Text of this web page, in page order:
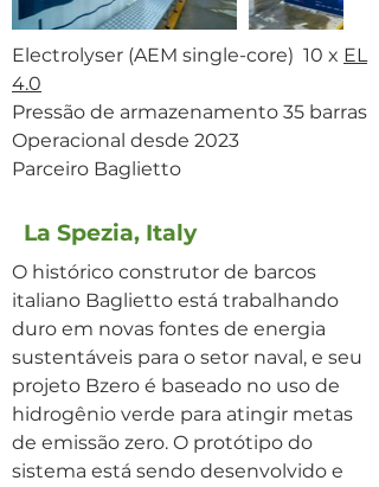
Electrolyser (AEM single-core) 10 x EL
4.0
Pressão de armazenamento 35 barras
Operacional desde 2023
Parceiro Baglietto
La Spezia, Italy
O histórico construtor de barcos
italiano Baglietto está trabalhando
duro em novas fontes de energia
sustentáveis para o setor naval, e seu
projeto Bzero é baseado no uso de
hidrogênio verde para atingir metas
de emissão zero. O protótipo do
sistema está sendo desenvolvido e